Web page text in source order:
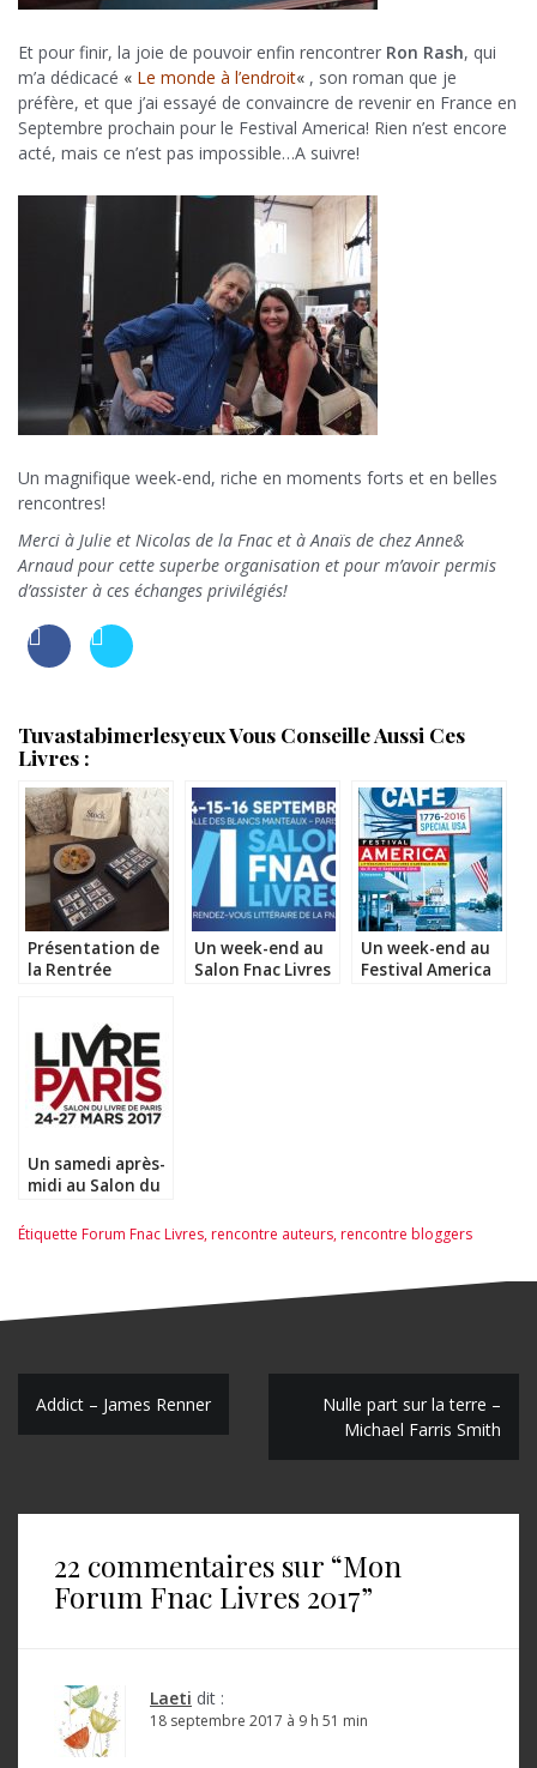
Et pour finir, la joie de pouvoir enfin rencontrer Ron Rash, qui
m’a dédicacé « Le monde à l’endroit« , son roman que je
préfère, et que j’ai essayé de convaincre de revenir en France en
Septembre prochain pour le Festival America! Rien n’est encore
acté, mais ce n’est pas impossible…A suivre!
Un magnifique week-end, riche en moments forts et en belles
rencontres!
Merci à Julie et Nicolas de la Fnac et à Anaïs de chez Anne&
Arnaud pour cette superbe organisation et pour m’avoir permis
d’assister à ces échanges privilégiés!
Tuvastabimerlesyeux Vous Conseille Aussi Ces
Livres :
Présentation de
la Rentrée
éditions Stock
Un week-end au
Salon Fnac Livres
Un week-end au
Festival America
Un samedi après-
midi au Salon du
Étiquette Forum Fnac Livres,rencontre auteurs,rencontre bloggers
N
Addict – James Renner
Nulle part sur la terre –
Michael Farris Smith
22 commentaires sur “Mon
Forum Fnac Livres 2017”
Laeti dit :
18 septembre 2017 à 9 h 51 min